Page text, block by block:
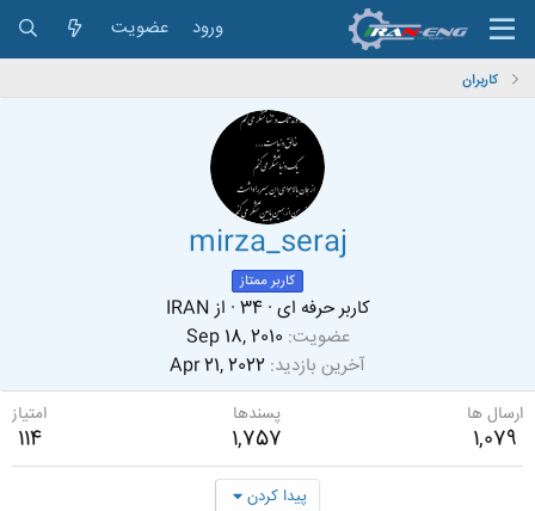
ورود عضویت
کاربران
mirza_seraj
کاربر ممتاز
کاربر حرفه ای ·
34
· ازIRAN
عضویت Sep 18, 2010
آخرین بازدید Apr 21, 2022
ارسال ها
1,079
پسندها
1,757
امتیاز
114
پیدا کردن